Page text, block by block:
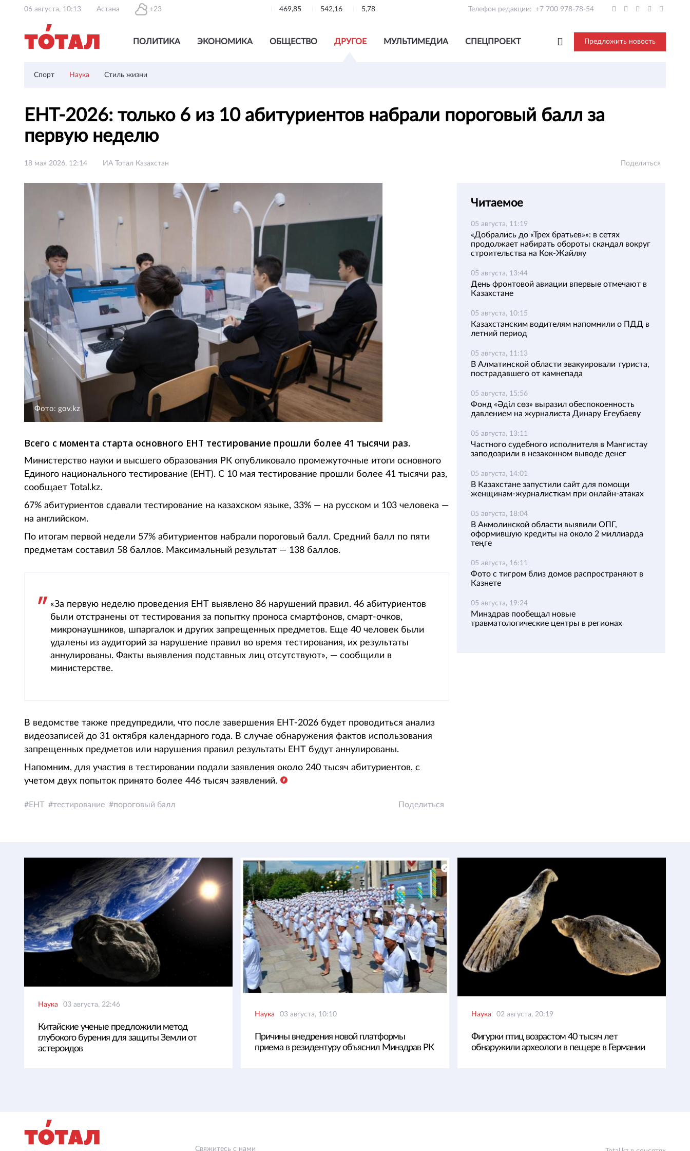
06 августа, 10:13 Астана +23 469,85 542,16 5,78 Телефон редакции: +7 700 978-78-54
ПОЛИТИКА ЭКОНОМИКА ОБЩЕСТВО ДРУГОЕ МУЛЬТИМЕДИА СПЕЦПРОЕКТ Предложить новость
Спорт Наука Стиль жизни
ЕНТ-2026: только 6 из 10 абитуриентов набрали пороговый балл за
первую неделю
18 мая 2026, 12:14 ИА Тотал Казахстан Поделиться
Фото: gov.kz
Всего с момента старта основного ЕНТ тестирование прошли более 41 тысячи раз.
Министерство науки и высшего образования РК опубликовало промежуточные итоги основного
Единого национального тестирование (ЕНТ). С 10 мая тестирование прошли более 41 тысячи раз,
сообщает Total.kz.
67% абитуриентов сдавали тестирование на казахском языке, 33% — на русском и 103 человека —
на английском.
По итогам первой недели 57% абитуриентов набрали пороговый балл. Средний балл по пяти
предметам составил 58 баллов. Максимальный результат — 138 баллов.
«За первую неделю проведения ЕНТ выявлено 86 нарушений правил. 46 абитуриентов
были отстранены от тестирования за попытку проноса смартфонов, смарт-очков,
микронаушников, шпаргалок и других запрещенных предметов. Еще 40 человек были
удалены из аудиторий за нарушение правил во время тестирования, их результаты
аннулированы. Факты выявления подставных лиц отсутствуют», — сообщили в
министерстве.
В ведомстве также предупредили, что после завершения ЕНТ-2026 будет проводиться анализ
видеозаписей до 31 октября календарного года. В случае обнаружения фактов использования
запрещенных предметов или нарушения правил результаты ЕНТ будут аннулированы.
Напомним, для участия в тестировании подали заявления около 240 тысяч абитуриентов, с
учетом двух попыток принято более 446 тысяч заявлений.
ЕНТ тестирование пороговый балл Поделиться
Читаемое
05 августа, 11:19
«Добрались до «Трех братьев»»: в сетях
продолжает набирать обороты скандал вокруг
строительства на Кок-Жайляу
05 августа, 13:44
День фронтовой авиации впервые отмечают в
Казахстане
05 августа, 10:15
Казахстанским водителям напомнили о ПДД в
летний период
05 августа, 11:13
В Алматинской области эвакуировали туриста,
пострадавшего от камнепада
05 августа, 15:56
Фонд «Әділ сөз» выразил обеспокоенность
давлением на журналиста Динару Егеубаеву
05 августа, 13:11
Частного судебного исполнителя в Мангистау
заподозрили в незаконном выводе денег
05 августа, 14:01
В Казахстане запустили сайт для помощи
женщинам-журналисткам при онлайн-атаках
05 августа, 18:04
В Акмолинской области выявили ОПГ,
оформившую кредиты на около 2 миллиарда
теңге
05 августа, 16:11
Фото с тигром близ домов распространяют в
Казнете
05 августа, 19:24
Минздрав пообещал новые
травматологические центры в регионах
Наука 03 августа, 22:46
Китайские ученые предложили метод
глубокого бурения для защиты Земли от
астероидов
Наука 03 августа, 10:10
Причины внедрения новой платформы
приема в резидентуру объяснил Минздрав РК
Наука 02 августа, 20:19
Фигурки птиц возрастом 40 тысяч лет
обнаружили археологи в пещере в Германии
Свяжитесь с нами